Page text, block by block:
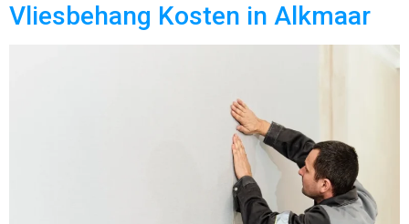
Vliesbehang Kosten in Alkmaar